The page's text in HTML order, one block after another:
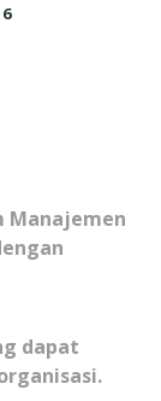
Manajemen
dapat